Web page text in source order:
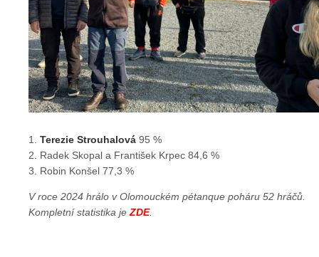
1. Terezie Strouhalová 95 %
2. Radek Skopal a František Krpec 84,6 %
3. Robin Konšel 77,3 %
V roce 2024 hrálo v Olomouckém pétanque poháru 52 hráčů.
Kompletní statistika je ZDE.